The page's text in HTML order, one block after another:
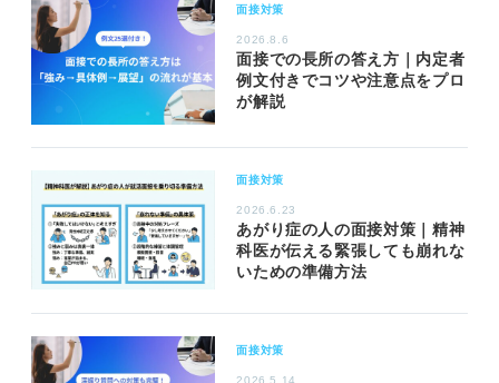
面接対策
2026.8.6
面接での長所の答え方｜内定者
例文付きでコツや注意点をプロ
が解説
面接対策
2026.6.23
あがり症の人の面接対策｜精神
科医が伝える緊張しても崩れな
いための準備方法
面接対策
2026.5.14